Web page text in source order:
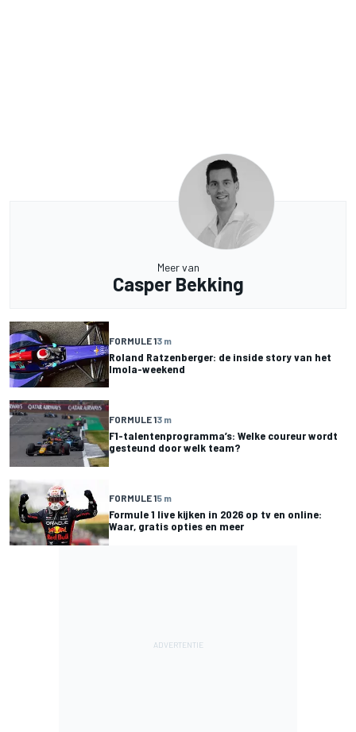
Meer van
Casper Bekking
FORMULE 13 m
Roland Ratzenberger: de inside story van het
Imola-weekend
FORMULE 13 m
F1-talentenprogramma’s: Welke coureur wordt
gesteund door welk team?
FORMULE 15 m
Formule 1 live kijken in 2026 op tv en online:
Waar, gratis opties en meer